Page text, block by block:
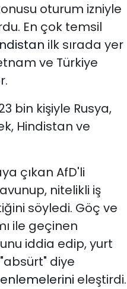
oturum izniyle
En çok temsil
ilk sırada yer
ve Türkiye
bin kişiyle Rusya,
Hindistan ve
çıkan AfD'li
nitelikli iş
söyledi. Göç ve
ile geçinen
iddia edip, yurt
diye
eleştirdi.